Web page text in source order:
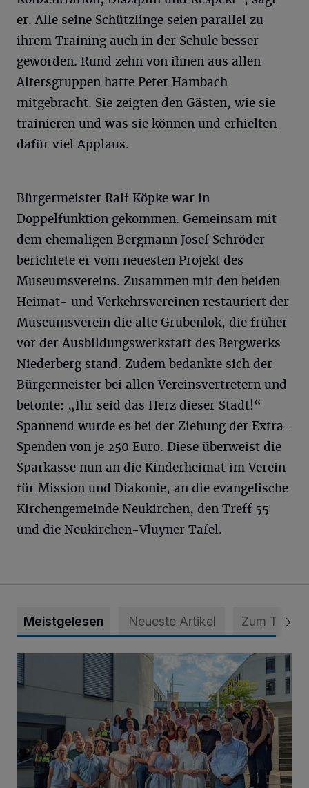
er. Alle seine Schützlinge seien parallel zu
ihrem Training auch in der Schule besser
geworden. Rund zehn von ihnen aus allen
Altersgruppen hatte Peter Hambach
mitgebracht. Sie zeigten den Gästen, wie sie
trainieren und was sie können und erhielten
dafür viel Applaus.
Bürgermeister Ralf Köpke war in
Doppelfunktion gekommen. Gemeinsam mit
dem ehemaligen Bergmann Josef Schröder
berichtete er vom neuesten Projekt des
Museumsvereins. Zusammen mit den beiden
Heimat- und Verkehrsvereinen restauriert der
Museumsverein die alte Grubenlok, die früher
vor der Ausbildungswerkstatt des Bergwerks
Niederberg stand. Zudem bedankte sich der
Bürgermeister bei allen Vereinsvertretern und
betonte: „Ihr seid das Herz dieser Stadt!“
Spannend wurde es bei der Ziehung der Extra-
Spenden von je 250 Euro. Diese überweist die
Sparkasse nun an die Kinderheimat im Verein
für Mission und Diakonie, an die evangelische
Kirchengemeinde Neukirchen, den Treff 55
und die Neukirchen-Vluyner Tafel.
Meistgelesen Neueste Artikel Zum Thema
Junge Leute starten Ausbildung bei der Stadt